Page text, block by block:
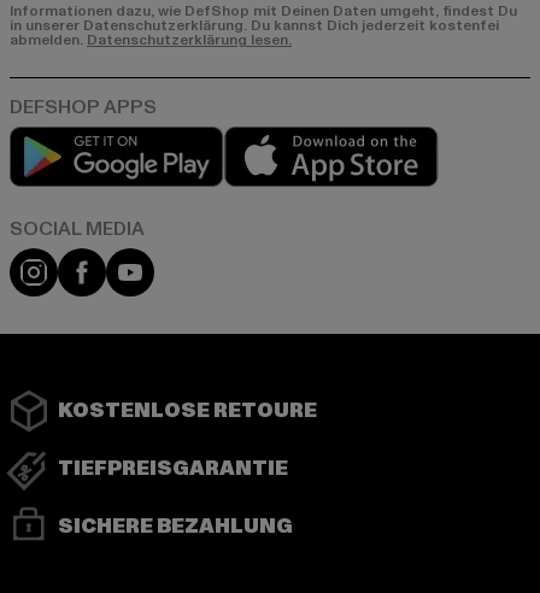
Informationen dazu, wie DefShop mit Deinen Daten umgeht, findest Du
in unserer Datenschutzerklärung. Du kannst Dich jederzeit kostenfei
abmelden. Datenschutzerklärung lesen.
Play market
Instagram
FacebookYouTube
KOSTENLOSE RETOURE
TIEFPREISGARANTIE
SICHERE BEZAHLUNG